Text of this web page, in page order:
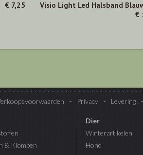
€ 7,25
Visio Light Led Halsband
€
Privacy Levering
& Klompen
Dier
Winterartikelen
Hond